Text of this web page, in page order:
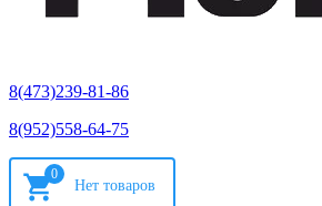
8(473)239-81-86
8(952)558-64-75
0